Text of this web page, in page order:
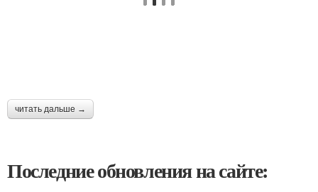
читать дальше →
Последние обновления на сайте: